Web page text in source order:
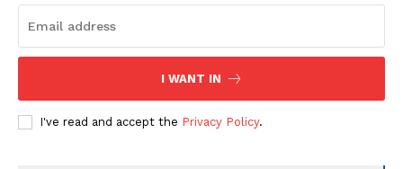
I WANT IN
I've read and accept the Privacy Policy.